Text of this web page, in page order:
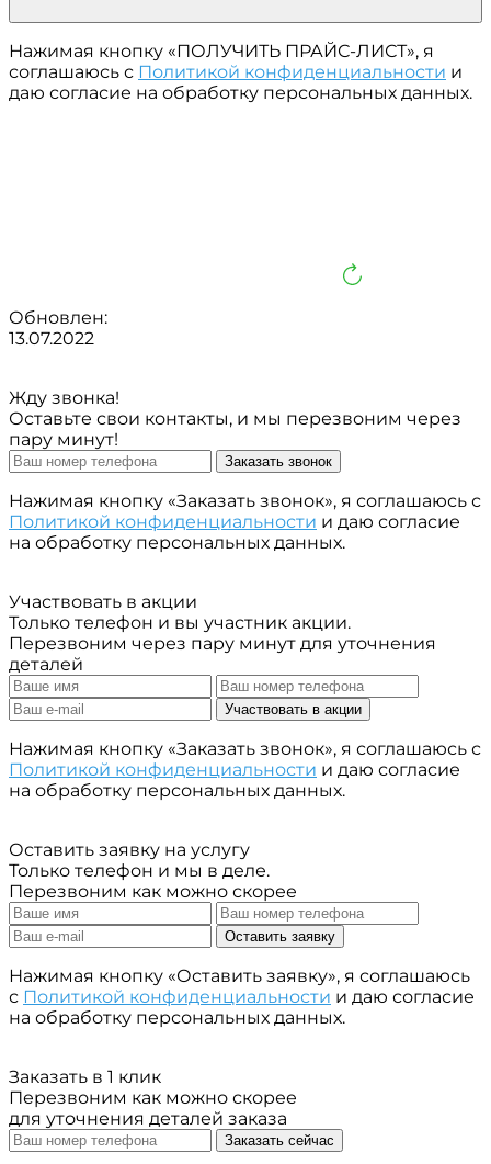
Нажимая кнопку «ПОЛУЧИТЬ ПРАЙС-ЛИСТ», я
соглашаюсь с Политикой конфиденциальности и
даю согласие на обработку персональных данных.
Обновлен:
13.07.2022
Жду звонка!
Оставьте свои контакты, и мы перезвоним через
пару минут!
Заказать звонок
Нажимая кнопку «Заказать звонок», я соглашаюсь с
Политикой конфиденциальности и даю согласие
на обработку персональных данных.
Участвовать в акции
Только телефон и вы участник акции.
Перезвоним через пару минут для уточнения
деталей
Участвовать в акции
Нажимая кнопку «Заказать звонок», я соглашаюсь с
Политикой конфиденциальности и даю согласие
на обработку персональных данных.
Оставить заявку на услугу
Только телефон и мы в деле.
Перезвоним как можно скорее
Оставить заявку
Нажимая кнопку «Оставить заявку», я соглашаюсь
с Политикой конфиденциальности и даю согласие
на обработку персональных данных.
Заказать в 1 клик
Перезвоним как можно скорее
для уточнения деталей заказа
Заказать сейчас